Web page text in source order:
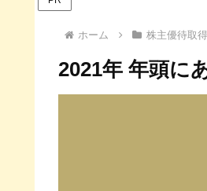
ホーム 株主優待取
2021年 年頭に